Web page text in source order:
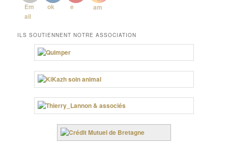
ILS SOUTIENNENT NOTRE ASSOCIATION